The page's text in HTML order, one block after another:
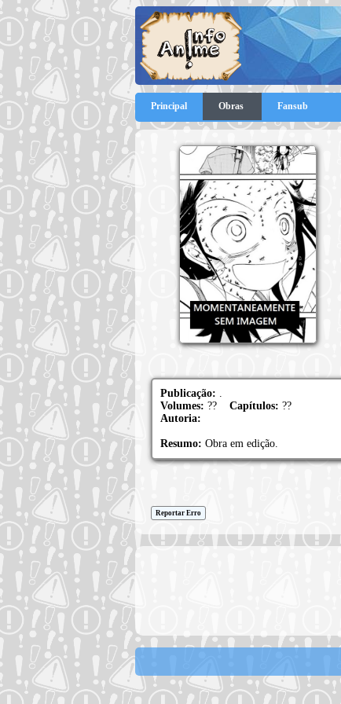
Principal Obras Fansub
Publicação: .
Volumes: ?? Capítulos: ??
Autoria:
Resumo: Obra em edição.
Reportar Erro